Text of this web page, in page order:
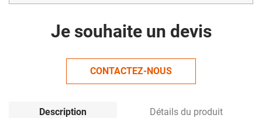
Je souhaite un devis
CONTACTEZ-NOUS
Description Détails du produit